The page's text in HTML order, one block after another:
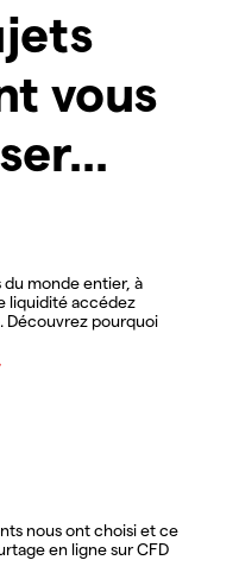
vous
monde entier, à
liquidité accédez
Découvrez pourquoi
nous ont choisi et ce
en ligne sur CFD